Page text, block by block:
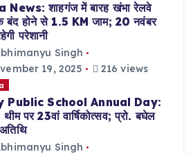
News: शाहगंज में बारह खंभा रेलवे
बंद होने से 1.5 KM जाम; 20 नवंबर
परेशानी
Singh
19, 2025
216 views
Public School Annual Day:
थीम पर 23वां वार्षिकोत्सव; प्रो. बघेल
Singh